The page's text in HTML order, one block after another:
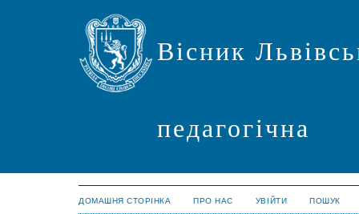
Вісник
педагогічна
ДОМАШНЯ СТОРІНКА ПРО НАС УВІЙТИ ПОШУК